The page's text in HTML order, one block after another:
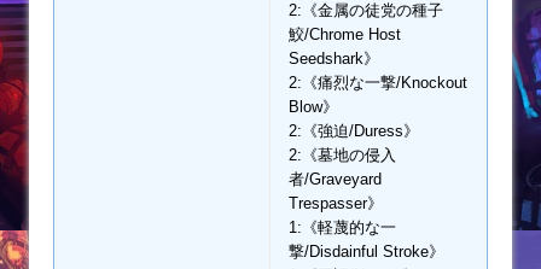
2:《金属の徒党の種子
鮫/Chrome Host
Seedshark》
2:《痛烈な一撃/Knockout
Blow》
2:《強迫/Duress》
2:《墓地の侵入
者/Graveyard
Trespasser》
1:《軽蔑的な一
撃/Disdainful Stroke》